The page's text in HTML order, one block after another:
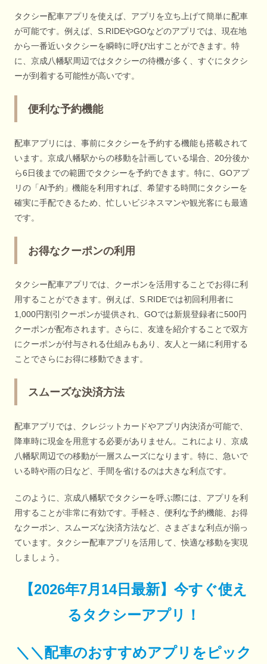
タクシー配車アプリを使えば、アプリを立ち上げて簡単に配車
が可能です。例えば、S.RIDEやGOなどのアプリでは、現在地
から一番近いタクシーを瞬時に呼び出すことができます。特
に、京成八幡駅周辺ではタクシーの待機が多く、すぐにタクシ
ーが到着する可能性が高いです。
便利な予約機能
配車アプリには、事前にタクシーを予約する機能も搭載されて
います。京成八幡駅からの移動を計画している場合、20分後か
ら6日後までの範囲でタクシーを予約できます。特に、GOアプ
リの「AI予約」機能を利用すれば、希望する時間にタクシーを
確実に手配できるため、忙しいビジネスマンや観光客にも最適
です。
お得なクーポンの利用
タクシー配車アプリでは、クーポンを活用することでお得に利
用することができます。例えば、S.RIDEでは初回利用者に
1,000円割引クーポンが提供され、GOでは新規登録者に500円
クーポンが配布されます。さらに、友達を紹介することで双方
にクーポンが付与される仕組みもあり、友人と一緒に利用する
ことでさらにお得に移動できます。
スムーズな決済方法
配車アプリでは、クレジットカードやアプリ内決済が可能で、
降車時に現金を用意する必要がありません。これにより、京成
八幡駅周辺での移動が一層スムーズになります。特に、急いで
いる時や雨の日など、手間を省けるのは大きな利点です。
このように、京成八幡駅でタクシーを呼ぶ際には、アプリを利
用することが非常に有効です。手軽さ、便利な予約機能、お得
なクーポン、スムーズな決済方法など、さまざまな利点が揃っ
ています。タクシー配車アプリを活用して、快適な移動を実現
しましょう。
【2026年7月14日最新】 今すぐ使え
るタクシーアプリ！
＼＼配車のおすすめアプリをピック